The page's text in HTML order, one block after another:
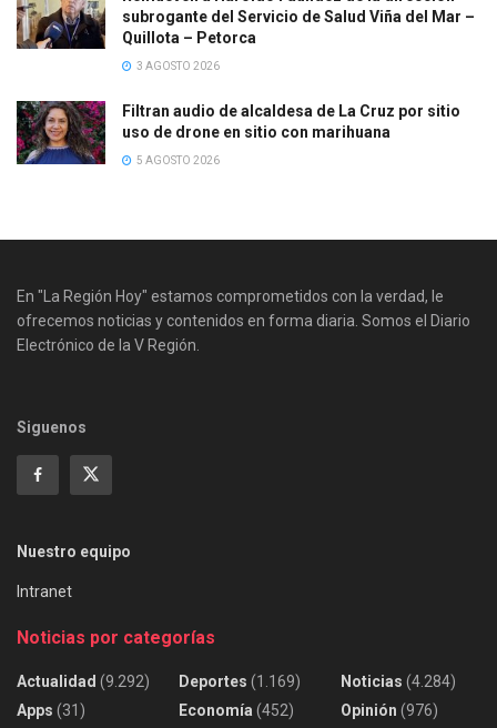
subrogante del Servicio de Salud Viña del Mar –
Quillota – Petorca
3 AGOSTO 2026
Filtran audio de alcaldesa de La Cruz por sitio
uso de drone en sitio con marihuana
5 AGOSTO 2026
En "La Región Hoy" estamos comprometidos con la verdad, le
ofrecemos noticias y contenidos en forma diaria. Somos el Diario
Electrónico de la V Región.
Siguenos
Nuestro equipo
Intranet
Noticias por categorías
Actualidad (9.292)
Apps (31)
Deportes (1.169)
Economía (452)
Noticias (4.284)
Opinión (976)